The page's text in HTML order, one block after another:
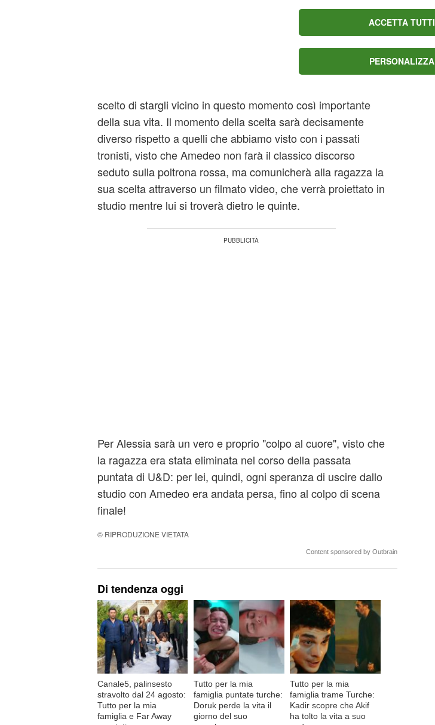
WittyTv, invece, al termine della puntata potrete trovare dei
video esclusivi con le reazioni a caldo di Amedeo e Alessia,
scelta finale di Amedeo
scelto di stargli vicino in questo momento così importante
della sua vita. Il momento della scelta sarà decisamente
diverso rispetto a quelli che abbiamo visto con i passati
tronisti, visto che Amedeo non farà il classico discorso
seduto sulla poltrona rossa, ma comunicherà alla ragazza la
sua scelta attraverso un filmato video, che verrà proiettato in
studio mentre lui si troverà dietro le quinte.
Per Alessia sarà un vero e proprio "colpo al cuore", visto che
la ragazza era stata eliminata nel corso della passata
puntata di U&D: per lei, quindi, ogni speranza di uscire dallo
studio con Amedeo era andata persa, fino al colpo di scena
finale!
© RIPRODUZIONE VIETATA
Content sponsored by Outbrain
Di tendenza oggi
Canale5, palinsesto
stravolto dal 24 agosto:
Tutto per la mia
famiglia e Far Away
Tutto per la mia
famiglia puntate turche:
Doruk perde la vita il
giorno del suo
Tutto per la mia
famiglia trame Turche:
Kadir scopre che Akif
ha tolto la vita a suo
ACCETTA TUTTI
PERSONALIZZA